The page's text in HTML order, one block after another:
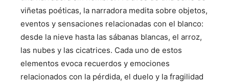
viñetas poéticas, la narradora medita sobre objetos,
eventos y sensaciones relacionadas con el blanco:
desde la nieve hasta las sábanas blancas, el arroz,
las nubes y las cicatrices. Cada uno de estos
elementos evoca recuerdos y emociones
relacionados con la pérdida, el duelo y la fragilidad